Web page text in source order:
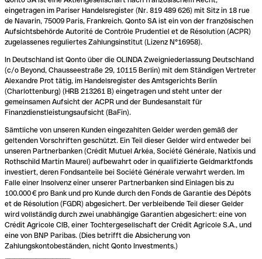
eingetragen im Pariser Handelsregister (Nr. 819 489 626) mit Sitz in 18 rue
de Navarin, 75009 Paris, Frankreich. Qonto SA ist ein von der französischen
Aufsichtsbehörde Autorité de Contrôle Prudentiel et de Résolution (ACPR)
zugelassenes reguliertes Zahlungsinstitut (Lizenz N°16958).
In Deutschland ist Qonto über die OLINDA Zweigniederlassung Deutschland
(c/o Beyond, Chausseestraße 29, 10115 Berlin) mit dem Ständigen Vertreter
Alexandre Prot tätig, im Handelsregister des Amtsgerichts Berlin
(Charlottenburg) (HRB 213261 B) eingetragen und steht unter der
gemeinsamen Aufsicht der ACPR und der Bundesanstalt für
Finanzdienstleistungsaufsicht (BaFin).
Sämtliche von unseren Kunden eingezahlten Gelder werden gemäß der
geltenden Vorschriften geschützt. Ein Teil dieser Gelder wird entweder bei
unseren Partnerbanken (Crédit Mutuel Arkéa, Société Générale, Natixis und
Rothschild Martin Maurel) aufbewahrt oder in qualifizierte Geldmarktfonds
investiert, deren Fondsanteile bei Société Générale verwahrt werden. Im
Falle einer Insolvenz einer unserer Partnerbanken sind Einlagen bis zu
100.000 € pro Bank und pro Kunde durch den Fonds de Garantie des Dépôts
et de Résolution (FGDR) abgesichert. Der verbleibende Teil dieser Gelder
wird vollständig durch zwei unabhängige Garantien abgesichert: eine von
Crédit Agricole CIB, einer Tochtergesellschaft der Crédit Agricole S.A., und
eine von BNP Paribas. (Dies betrifft die Absicherung von
Zahlungskontobeständen, nicht Qonto Investments.)